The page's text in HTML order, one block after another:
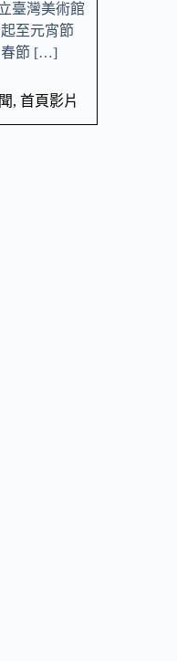
臺灣美術館
至元宵節
春節 […]
, 首頁影片